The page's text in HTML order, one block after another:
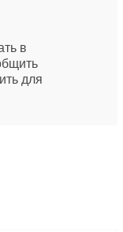
в
для